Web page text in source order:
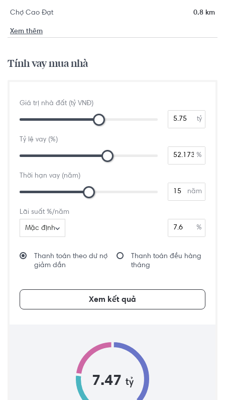
Chợ Cao Đạt 0.8 km
Xem thêm
Tính vay mua nhà
Giá trị nhà đất (tỷ VNĐ)
tỷ
Tỷ lệ vay (%)
%
Thời hạn vay (năm)
năm
Lãi suất %/năm
Mặc định %
Thanh toán theo dư nợ
giảm dần
Thanh toán đều hàng
tháng
Xem kết quả
7.47 tỷ